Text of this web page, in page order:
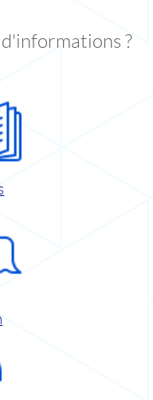
d'informations ?